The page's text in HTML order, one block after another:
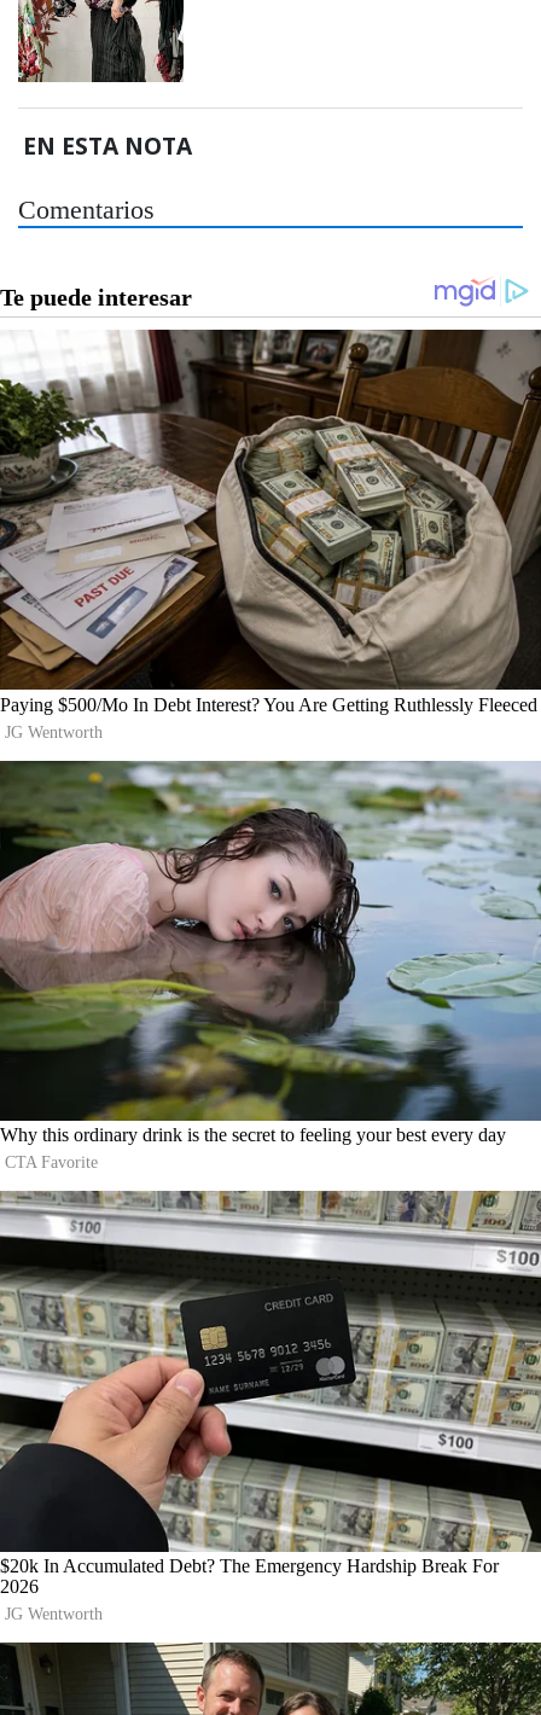
EN ESTA NOTA
Comentarios